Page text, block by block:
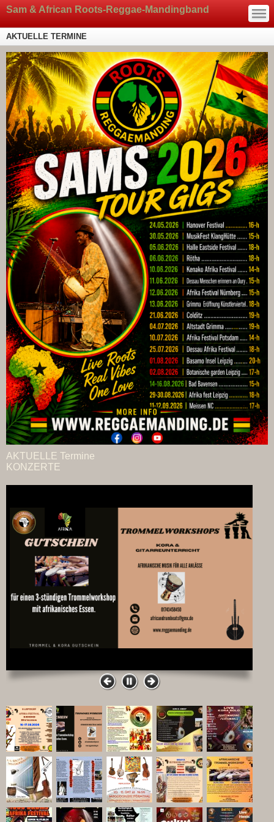
Sam & African Roots-Reggae-Mandingband —
—
—
AKTUELLE TERMINE
AKTUELLE Termine
KONZERTE